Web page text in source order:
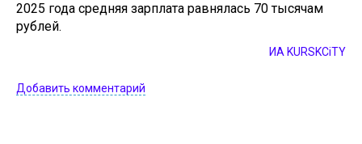
2025 года средняя зарплата равнялась 70 тысячам
рублей.
ИА KURSKCiTY
Добавить комментарий